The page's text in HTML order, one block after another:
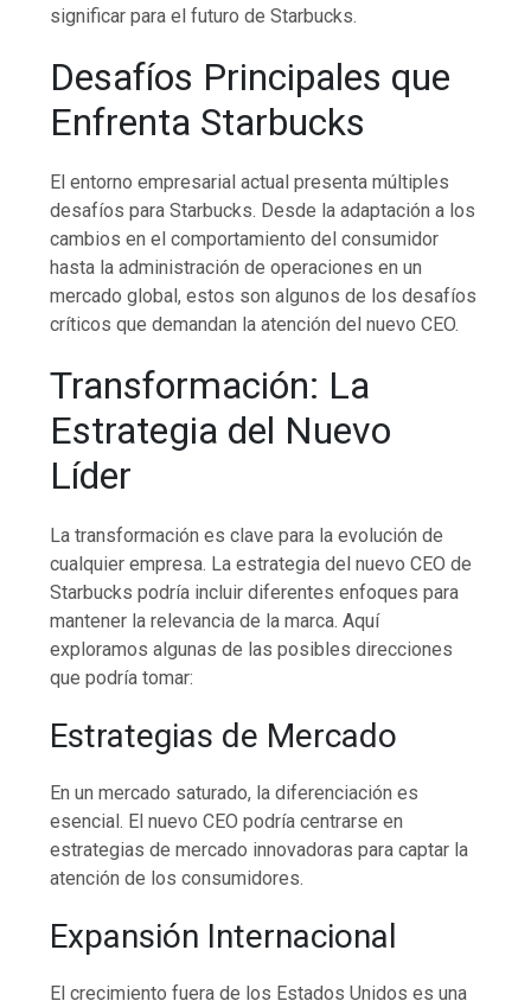
significar para el futuro de Starbucks.
Desafíos Principales que
Enfrenta Starbucks
El entorno empresarial actual presenta múltiples
desafíos para Starbucks. Desde la adaptación a los
cambios en el comportamiento del consumidor
hasta la administración de operaciones en un
mercado global, estos son algunos de los desafíos
críticos que demandan la atención del nuevo CEO.
Transformación: La
Estrategia del Nuevo
Líder
La transformación es clave para la evolución de
cualquier empresa. La estrategia del nuevo CEO de
Starbucks podría incluir diferentes enfoques para
mantener la relevancia de la marca. Aquí
exploramos algunas de las posibles direcciones
que podría tomar:
Estrategias de Mercado
En un mercado saturado, la diferenciación es
esencial. El nuevo CEO podría centrarse en
estrategias de mercado innovadoras para captar la
atención de los consumidores.
Expansión Internacional
El crecimiento fuera de los Estados Unidos es una